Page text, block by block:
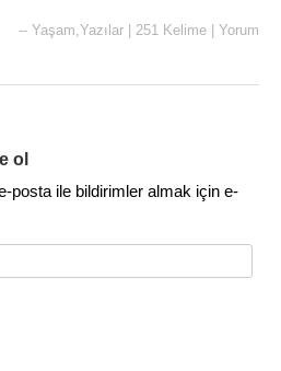
-- Yaşam,Yazılar 251 Kelime Yorum
ol
posta ile bildirimler almak için e-